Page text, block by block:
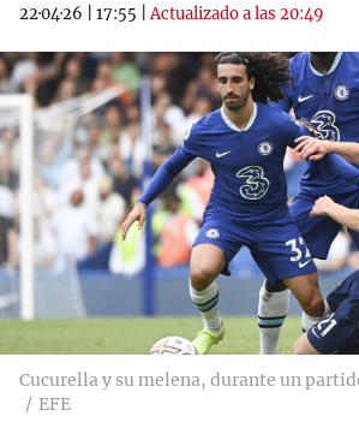
22·04·26 17:55 |Actualizado a las 20:49
Cucurella y su melena, durante un
EFE